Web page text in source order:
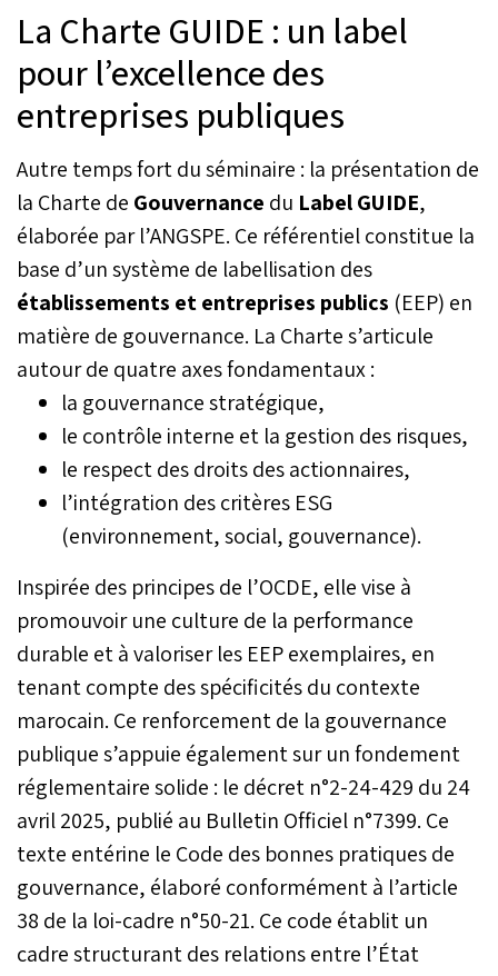
La Charte GUIDE : un label
pour l’excellence des
entreprises publiques
Autre temps fort du séminaire : la présentation de
la Charte de Gouvernance du Label GUIDE,
élaborée par l’ANGSPE. Ce référentiel constitue la
base d’un système de labellisation des
établissements et entreprises publics (EEP) en
matière de gouvernance. La Charte s’articule
autour de quatre axes fondamentaux :
la gouvernance stratégique,
le contrôle interne et la gestion des risques,
le respect des droits des actionnaires,
l’intégration des critères ESG
(environnement, social, gouvernance).
Inspirée des principes de l’OCDE, elle vise à
promouvoir une culture de la performance
durable et à valoriser les EEP exemplaires, en
tenant compte des spécificités du contexte
marocain. Ce renforcement de la gouvernance
publique s’appuie également sur un fondement
réglementaire solide : le décret n°2-24-429 du 24
avril 2025, publié au Bulletin Officiel n°7399. Ce
texte entérine le Code des bonnes pratiques de
gouvernance, élaboré conformément à l’article
38 de la loi-cadre n°50-21. Ce code établit un
cadre structurant des relations entre l’État